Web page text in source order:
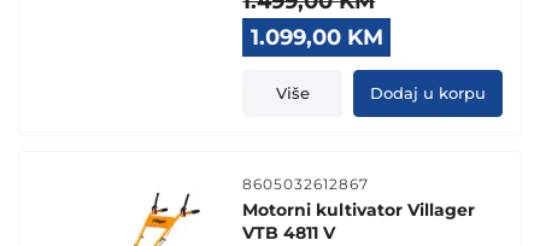
Original
price
was:
1.499,00 KM.
1.099,00 KM
price
is:
1.099,00 KM.
Više Dodaj u korpu
8605032612867
Motorni kultivator Villager
VTB 4811 V